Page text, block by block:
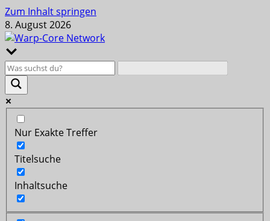
Zum Inhalt springen
8. August 2026
Nur Exakte Treffer
Titelsuche
Inhaltsuche